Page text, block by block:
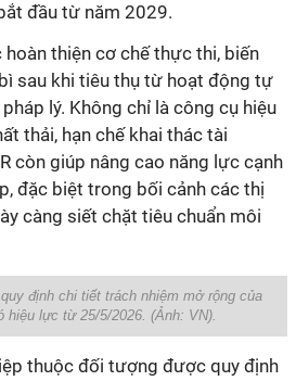
đầu từ năm 2029.
thiện cơ chế thực thi, biến
sau khi tiêu thụ từ hoạt động tự
lý. Không chỉ là công cụ hiệu
thải, hạn chế khai thác tài
còn giúp nâng cao năng lực cạnh
đặc biệt trong bối cảnh các thị
càng siết chặt tiêu chuẩn môi
định chi tiết trách nhiệm mở rộng của
hiệu lực từ 25/5/2026. (Ảnh: VN).
thuộc đối tượng được quy định